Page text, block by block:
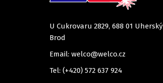
U Cukrovaru 2829, 688 01 Uherský
Brod
Email: welco@welco.cz
Tel: (+420) 572 637 924